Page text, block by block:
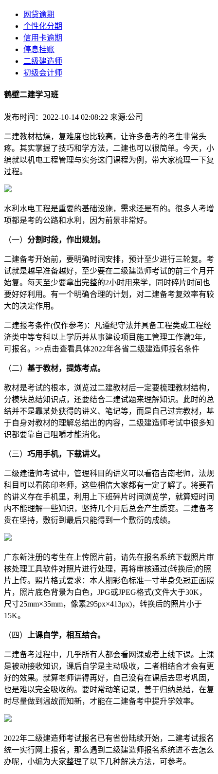
网贷逾期
个性化分期
信用卡逾期
停息挂账
二级建造师
初级会计师
鹤壁二建学习班
发布时间：2022-10-14 02:08:22 来源:公司
二建教材枯燥，复难度也比较高，让许多备考的考生非常头
疼。其实掌握了技巧和学方法，二建也可以很简单。今天，小
编就以机电工程管理与实务这门课程为例，带大家梳理一下复
过程。
水利水电工程是重要的基础设施，需求还是有的。很多人考增
项都是考的公路和水利，因为前景非常好。
（一） 分割时段，作出规划。
二建备考开始前，要明确时间安排，预计至少进行三轮复。考
试就是越早准备越好，至少要在二级建造师考试的前三个月开
始复。每天至少要拿出完整的2小时用来学，同时碎片时间也
要好好利用。有一个明确合理的计划，对二建备考复效率有较
大的决定作用。
二建报考条件(仅作参考)：凡遵纪守法并具备工程类或工程经
济类中等专科以上学历并从事建设项目施工管理工作满2年，
可报名。>>点击查看具体2022年各省二级建造师报名条件
（二） 基于教材，提炼考点。
教材是考试的根本，浏览过二建教材后一定要梳理教材结构，
分模块总结知识点，还要结合二建试题来理解知识。此时的总
结并不是靠某处获得的讲义、笔记等，而是自己过完教材，基
于自身对教材的理解总结出的内容，二级建造师考试中很多知
识都要靠自己咀嚼才能消化。
（三） 巧用手机，下载讲义。
二级建造师考试中，管理科目的讲义可以看宿吉南老师，法规
科目可以看陈印老师，这些相信大家都有一定了解了。将要看
的讲义存在手机里，利用上下班碎片时间浏览学，就算短时间
内不能理解一些知识，坚持几个月后总会产生质变。二建备考
贵在坚持，敷衍到最后只能得到一个敷衍的成绩。
广东新注册的考生在上传照片前，请先在报名系统下载照片审
核处理工具软件对照片进行处理，再将审核通过(转换后)的照
片上传。照片格式要求：本人期彩色标准一寸半身免冠正面照
片，照片底色背景为白色，JPG或JPEG格式(文件大于30K，
尺寸25mm×35mm，像素295px×413px)，转换后的照片小于
15K。
（四） 上课自学，相互结合。
二建备考过程中，几乎所有人都会看网课或者上线下课。上课
是被动接收知识，课后自学是主动吸收，二者相结合才会有更
好的效果。就算老师讲得再好，自己没有在课后去思考巩固，
也是难以完全吸收的。要时常动笔记录，善于归纳总结，在复
时尽量做到温故而知新，才能在二建备考中提升学效率。
2022年二级建造师考试报名已有省份陆续开始，二建考试报名
统一实行网上报名，那么遇到二级建造师报名系统进不去怎么
办呢，小编为大家整理了以下几种解决方法，可参考。